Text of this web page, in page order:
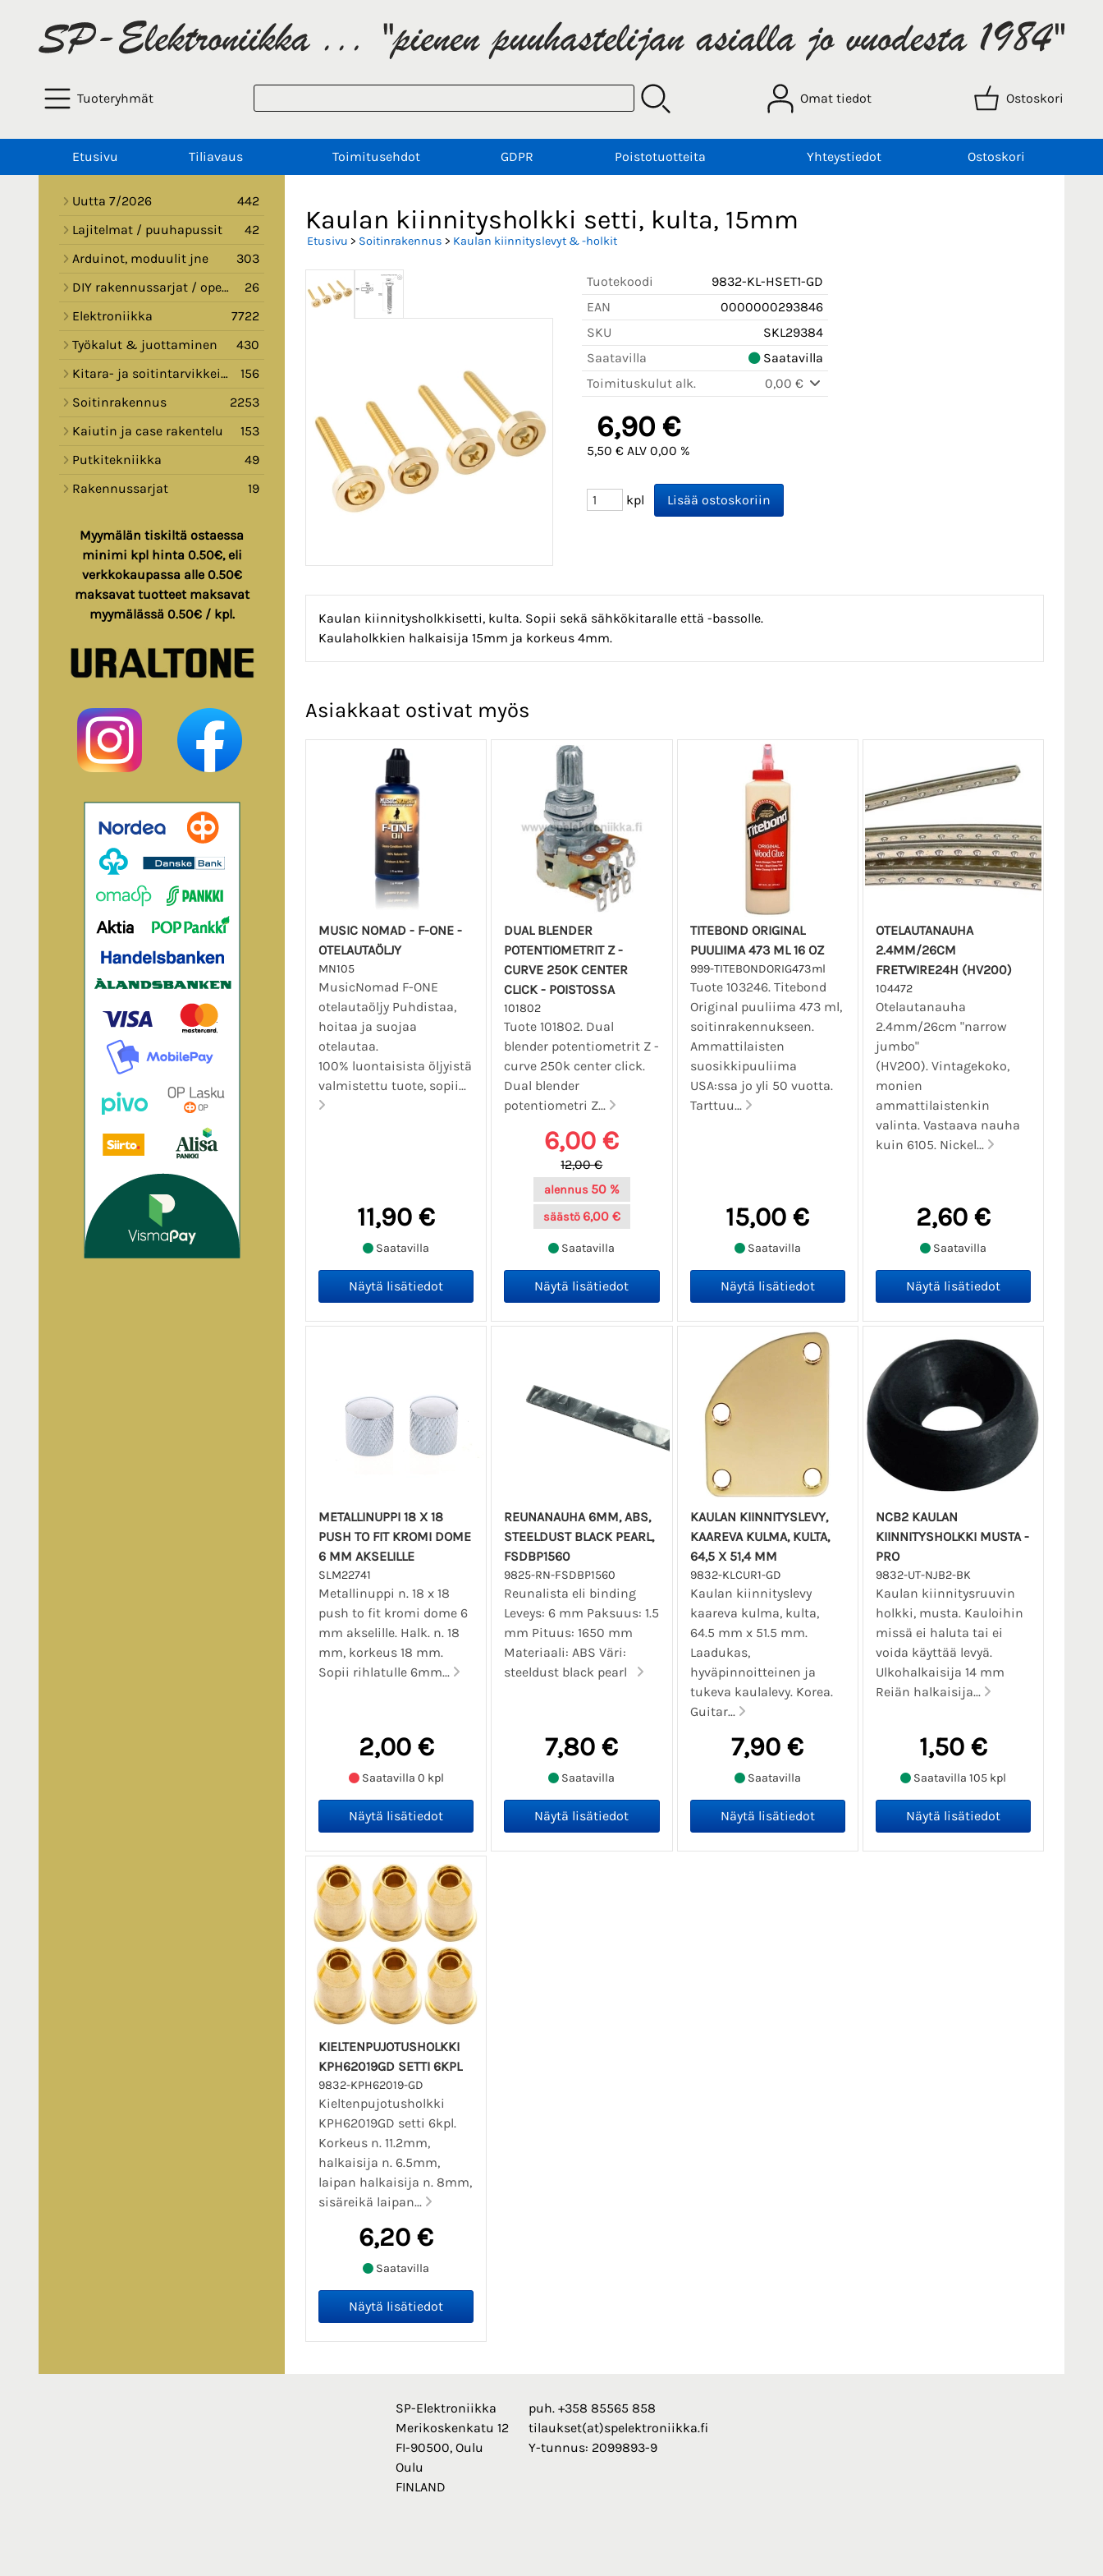
Tuoteryhmät Omat tiedot Ostoskori
Etusivu Tiliavaus Toimitusehdot GDPR Poistotuotteita Yhteystiedot Ostoskori
Uutta 7/2026
442
Lajitelmat / puuhapussit
42
Arduinot, moduulit jne
303
DIY rakennussarjat / opetussarjat
26
Elektroniikka
7722
Työkalut & juottaminen
430
Kitara- ja soitintarvikkeita
156
Soitinrakennus
2253
Kaiutin ja case rakentelu
153
Putkitekniikka
49
Rakennussarjat
19
Myymälän tiskiltä ostaessa
minimi kpl hinta 0.50€, eli
verkkokaupassa alle 0.50€
maksavat tuotteet maksavat
myymälässä 0.50€ / kpl.
Kaulan kiinnitysholkki setti, kulta, 15mm
Etusivu > Soitinrakennus > Kaulan kiinnityslevyt & -holkit
Tuotekoodi
9832-KL-HSET1-GD
EAN
0000000293846
SKU
SKL29384
Saatavilla
Saatavilla
Toimituskulut alk.
0,00 €
6,90 €
5,50 € ALV 0,00 %
kpl
Kaulan kiinnitysholkkisetti, kulta. Sopii sekä sähkökitaralle että -bassolle.
Kaulaholkkien halkaisija 15mm ja korkeus 4mm.
Asiakkaat ostivat myös
MUSIC NOMAD - F-ONE -
OTELAUTAÖLJY
MN105
MusicNomad F-ONE
otelautaöljy Puhdistaa,
hoitaa ja suojaa
otelautaa.
100% luontaisista öljyistä
valmistettu tuote, sopii...
11,90 €
Saatavilla
DUAL BLENDER
POTENTIOMETRIT Z -
CURVE 250K CENTER
CLICK - POISTOSSA
101802
Tuote 101802. Dual
blender potentiometrit Z -
curve 250k center click.
Dual blender
potentiometri Z...
6,00 €
12,00 €
alennus 50 %
säästö6,00 €
Saatavilla
TITEBOND ORIGINAL
PUULIIMA 473 ML 16 OZ
999-TITEBONDORIG473ml
Tuote 103246. Titebond
Original puuliima 473 ml,
soitinrakennukseen.
Ammattilaisten
suosikkipuuliima
USA:ssa jo yli 50 vuotta.
Tarttuu...
15,00 €
Saatavilla
OTELAUTANAUHA
2.4MM/26CM
FRETWIRE24H (HV200)
104472
Otelautanauha
2.4mm/26cm "narrow
jumbo"
(HV200). Vintagekoko,
monien
ammattilaistenkin
valinta. Vastaava nauha
kuin 6105. Nickel...
2,60 €
Saatavilla
METALLINUPPI 18 X 18
PUSH TO FIT KROMI DOME
6 MM AKSELILLE
SLM22741
Metallinuppi n. 18 x 18
push to fit kromi dome 6
mm akselille. Halk. n. 18
mm, korkeus 18 mm.
Sopii rihlatulle 6mm...
2,00 €
Saatavilla 0 kpl
REUNANAUHA 6MM, ABS,
STEELDUST BLACK PEARL,
FSDBP1560
9825-RN-FSDBP1560
Reunalista eli binding
Leveys: 6 mm Paksuus: 1.5
mm Pituus: 1650 mm
Materiaali: ABS Väri:
steeldust black pearl
7,80 €
Saatavilla
KAULAN KIINNITYSLEVY,
KAAREVA KULMA, KULTA,
64,5 X 51,4 MM
9832-KLCUR1-GD
Kaulan kiinnityslevy
kaareva kulma, kulta,
64.5 mm x 51.5 mm.
Laadukas,
hyväpinnoitteinen ja
tukeva kaulalevy. Korea.
Guitar...
7,90 €
Saatavilla
NCB2 KAULAN
KIINNITYSHOLKKI MUSTA -
PRO
9832-UT-NJB2-BK
Kaulan kiinnitysruuvin
holkki, musta. Kauloihin
missä ei haluta tai ei
voida käyttää levyä.
Ulkohalkaisija 14 mm
Reiän halkaisija...
1,50 €
Saatavilla 105 kpl
KIELTENPUJOTUSHOLKKI
KPH62019GD SETTI 6KPL
9832-KPH62019-GD
Kieltenpujotusholkki
KPH62019GD setti 6kpl.
Korkeus n. 11.2mm,
halkaisija n. 6.5mm,
laipan halkaisija n. 8mm,
sisäreikä laipan...
6,20 €
Saatavilla
SP-Elektroniikka
Merikoskenkatu 12
FI-90500, Oulu
Oulu
FINLAND
puh. +358 85565 858
tilaukset(at)spelektroniikka.fi
Y-tunnus: 2099893-9